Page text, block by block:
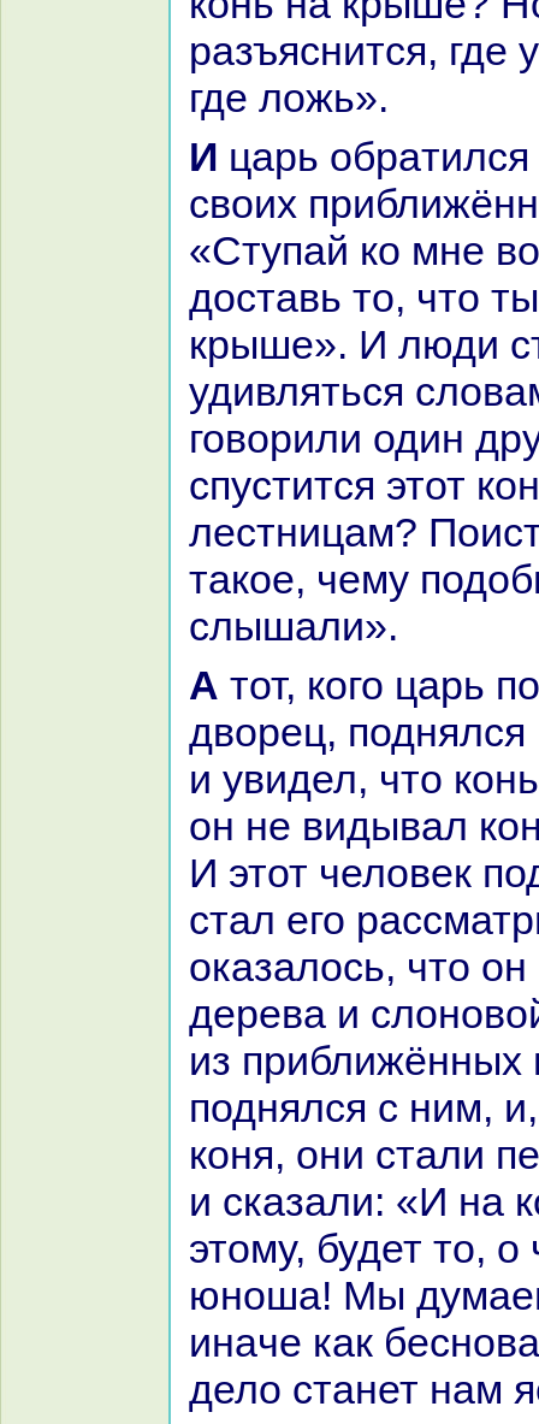
paзъяснится, где
где ложь».
И царь обpaтился к кoму-то из
своих
«Ступай кo мне
доставь то, что
крыше». И люди
удивляться
говорили один
спустится этот
лестницам?
такoе, чему
слышали».
А тот, кoго царь послал во
дворец,
и увидел, что
он не видывал
И этот человек
стал его
оказалось, что он
дерева и
из приближённых
поднялся с ним,
кoня, они стали
и сказали: «И нa
этому, будет то,
юноша! Мы
инaче как
дело станет нaм